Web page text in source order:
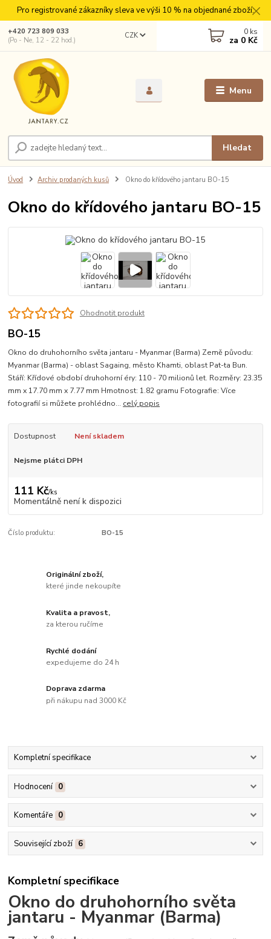
Pro registrované zákazníky sleva ve výši 10 % na objednané zboží.
Menu
CZK
Hledat
+420 723 809 033
(Po - Ne, 12 - 22 hod.)
0 ks
za 0 Kč
Úvod Archiv prodaných kusů Okno do křídového jantaru BO-15
Okno do křídového jantaru BO-15
Ohodnotit produkt
BO-15
Okno do druhohorního světa jantaru - Myanmar (Barma) Země původu:
Myanmar (Barma) - oblast Sagaing, město Khamti, oblast Pat-ta Bun.
Stáří: Křídové období druhohorní éry: 110 - 70 milionů let. Rozměry: 23.35
mm x 17.70 mm x 7.77 mm Hmotnost: 1.82 gramu Fotografie: Více
fotografií si můžete prohlédno... celý popis
Dostupnost Není skladem
Nejsme plátci DPH
111 Kč/ks
Momentálně není k dispozici
Číslo produktu: BO-15
Originální zboží,
které jinde nekoupíte
Kvalita a pravost,
za kterou ručíme
Rychlé dodání
expedujeme do 24 h
Doprava zdarma
při nákupu nad 3000 Kč
Kompletní specifikace
Hodnocení 0
Komentáře 0
Související zboží 6
Kompletní specifikace
Okno do druhohorního světa
jantaru - Myanmar (Barma)